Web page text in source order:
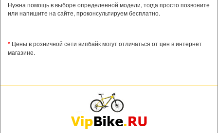
Нужна помощь в выборе определенной модели, тогда просто позвоните
или напишите на сайте, проконсультируем бесплатно.
* Цены в розничной сети випбайк могут отличаться от цен в интернет
магазине.